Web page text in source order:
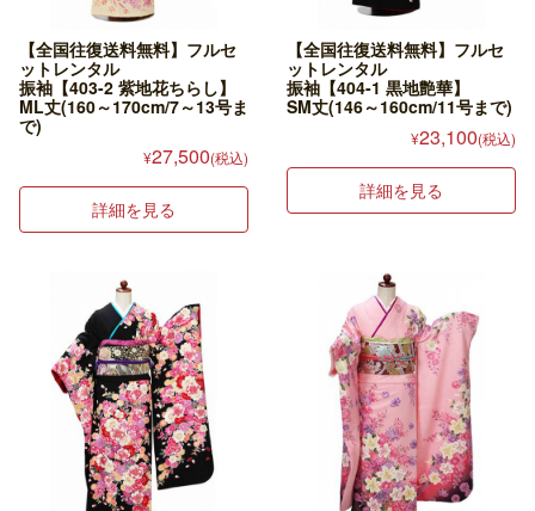
【全国往復送料無料】フルセ
ットレンタル
振袖【403-2 紫地花ちらし】
ML丈(160～170cm/7～13号ま
で)
¥27,500(税込)
詳細を見る
【全国往復送料無料】フルセ
ットレンタル
振袖【404-1 黒地艶華】
SM丈(146～160cm/11号まで)
¥23,100(税込)
詳細を見る